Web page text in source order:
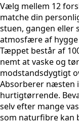
Vælg mellem 12
matche din
stuen, gangen eller
atmosfære af hygge
Tæppet består af
nemt at vaske og
modstandsdygtigt
Absorberer næsten
hurtigtørrende.
selv efter mange
som naturfibre kan